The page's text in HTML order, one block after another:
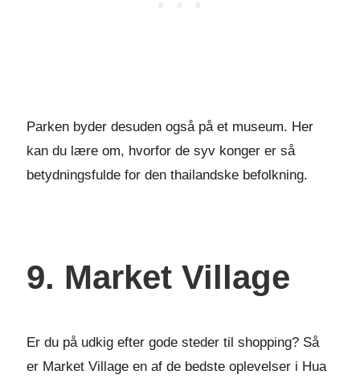
Parken byder desuden også på et museum. Her
kan du lære om, hvorfor de syv konger er så
betydningsfulde for den thailandske befolkning.
9. Market Village
Er du på udkig efter gode steder til shopping? Så
er Market Village en af de bedste oplevelser i Hua